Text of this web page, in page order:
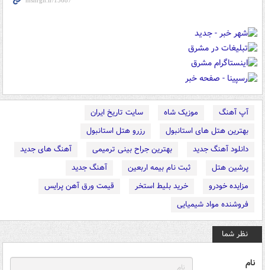
آپ آهنگ موزیک شاه
سایت تاریخ ایران
بهترین هتل های استانبول
رزرو هتل استانبول
دانلود آهنگ جدید
بهترین جراح بینی ترمیمی
آهنگ های جدید
پرشین هتل
ثبت نام بیمه اربعین
آهنگ جدید
مزایده خودرو
خرید بلیط استخر
قیمت ورق آهن پرایس
فروشنده مواد شیمیایی
نظر شما
نام